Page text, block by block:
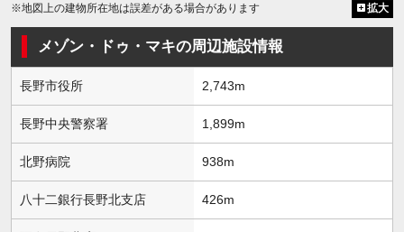
※地図上の建物所在地は誤差がある場合があります 拡大
メゾン・ドゥ・マキの周辺施設情報
長野市役所 2,743m
長野中央警察署 1,899m
北野病院 938m
八十二銀行長野北支店 426m